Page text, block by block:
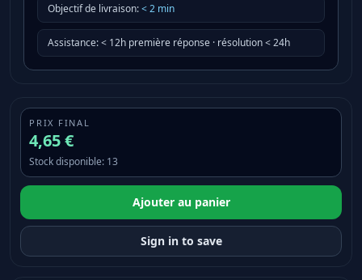
Objectif de livraison:<2 min
Assistance:< 12h première réponse · résolution < 24h
PRIX FINAL
4,65 €
Stock disponible: 13
Ajouter au panier
Sign in to save